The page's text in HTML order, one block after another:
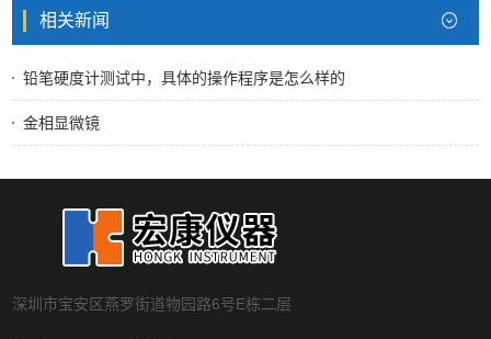
相关新闻
铅笔硬度计测试中，具体的操作程序是怎么样的
金相显微镜
深圳市宝安区燕罗街道物园路6号E栋二层